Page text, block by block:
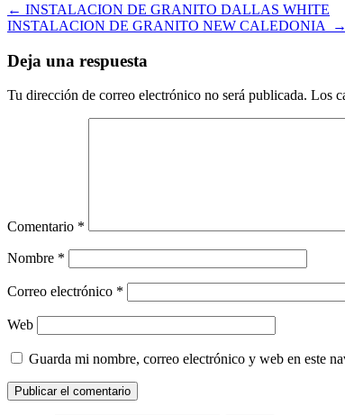
← INSTALACION DE GRANITO DALLAS WHITE
INSTALACION DE GRANITO NEW CALEDONIA
→
Deja una respuesta
Tu dirección de correo electrónico no será publicada. Los
Comentario *
Nombre *
Correo electrónico *
Web
Guarda mi nombre, correo electrónico y web en este